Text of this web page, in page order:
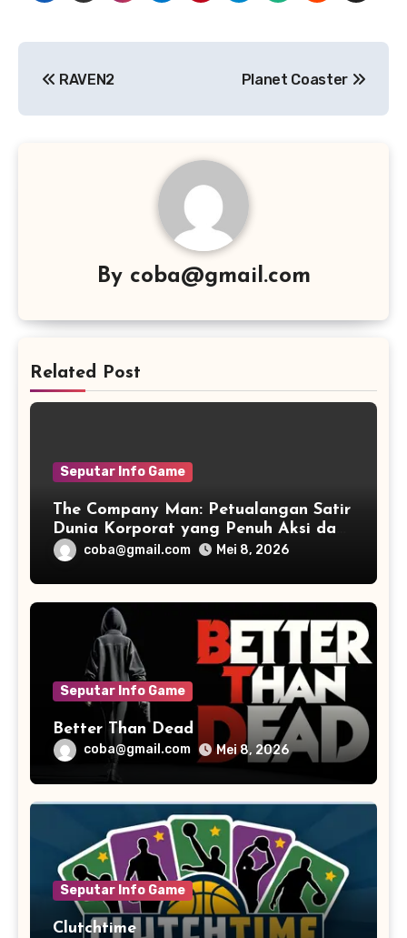
RAVEN2 Planet Coaster
By coba@gmail.com
Related Post
Seputar Info Game
The Company Man: Petualangan Satir
Dunia Korporat yang Penuh Aksi dan
Humorcoba@gmail.com Mei 8, 2026
Seputar Info Game
Better Than Dead
coba@gmail.com Mei 8, 2026
Seputar Info Game
Clutchtime